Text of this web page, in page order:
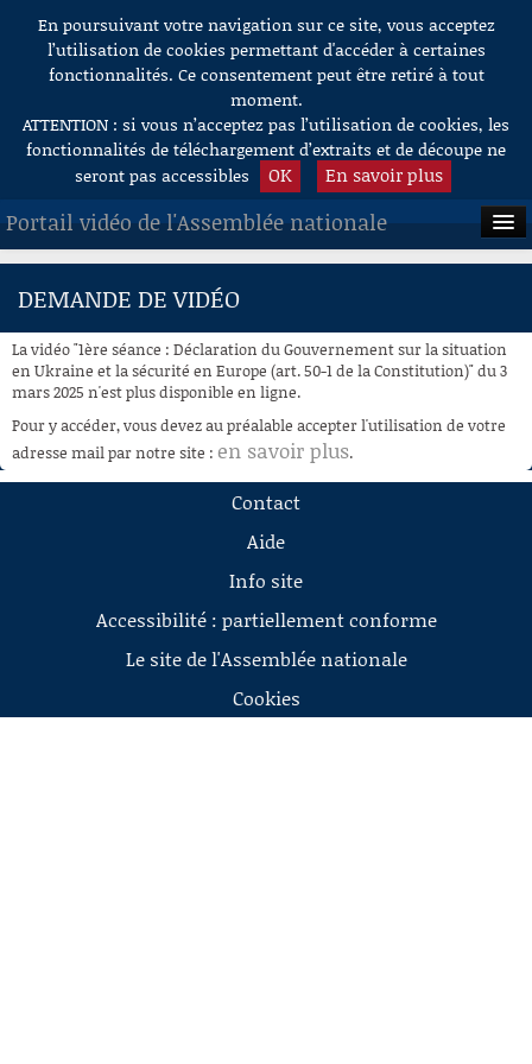
Aller au contenu
En poursuivant votre navigation sur ce site, vous acceptez
l’utilisation de cookies permettant d'accéder à certaines
fonctionnalités. Ce consentement peut être retiré à tout
moment.
ATTENTION : si vous n’acceptez pas l’utilisation de cookies, les
fonctionnalités de téléchargement d’extraits et de découpe ne
seront pas accessibles
OK En savoir plus
Portail vidéo de l'Assemblée nationale
ACCUEIL
À LA DEMANDE
RECHERCHE
AIDE À LA DÉCOUPE
DE VIDÉOS
DEMANDE DE VIDÉO
La vidéo "1ère séance : Déclaration du Gouvernement sur la situation
en Ukraine et la sécurité en Europe (art. 50-1 de la Constitution)" du 3
mars 2025 n'est plus disponible en ligne.
Pour y accéder, vous devez au préalable accepter l'utilisation de votre
adresse mail par notre site : en savoir plus.
Contact
Aide
Info site
Accessibilité : partiellement conforme
Le site de l'Assemblée nationale
Cookies